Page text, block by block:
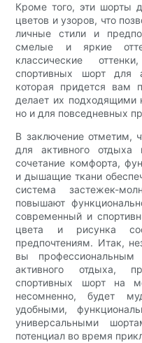
Кроме того, эти шорты
цветов и узоров, что
личные стили и
смелые и яркие
классические
спортивных шорт для
которая придется вам
делает их подходящими
но и для повседневных
В заключение отметим,
для активного
сочетание комфорта,
и дышащие ткани
система застежек-
повышают
современный и
цвета и рисунка
предпочтениям. Итак,
вы профессиональным
активного отдыха,
спортивных шорт на
несомненно, будет
удобными,
универсальными
потенциал во время